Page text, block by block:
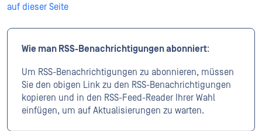
auf dieser Seite
Wie man RSS-Benachrichtigungen abonniert:
Um RSS-Benachrichtigungen zu abonnieren, müssen
Sie den obigen Link zu den RSS-Benachrichtigungen
kopieren und in den RSS-Feed-Reader Ihrer Wahl
einfügen, um auf Aktualisierungen zu warten.